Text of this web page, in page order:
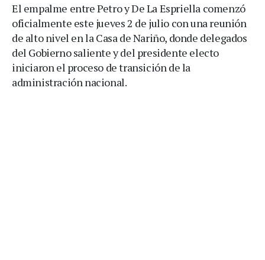
El empalme entre Petro y De La Espriella comenzó
oficialmente este jueves 2 de julio con una reunión
de alto nivel en la Casa de Nariño, donde delegados
del Gobierno saliente y del presidente electo
iniciaron el proceso de transición de la
administración nacional.